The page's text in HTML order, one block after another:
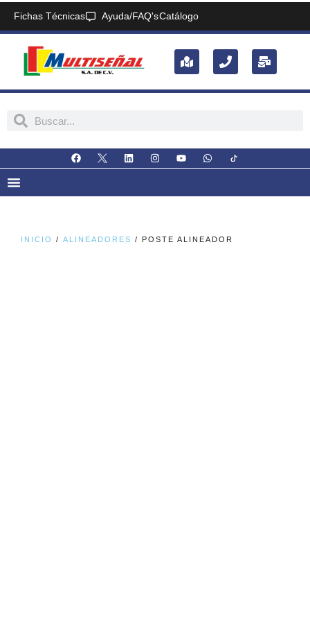
Fichas Técnicas Ayuda/FAQ'sCatálogo
INICIO / ALINEADORES / POSTE ALINEADOR